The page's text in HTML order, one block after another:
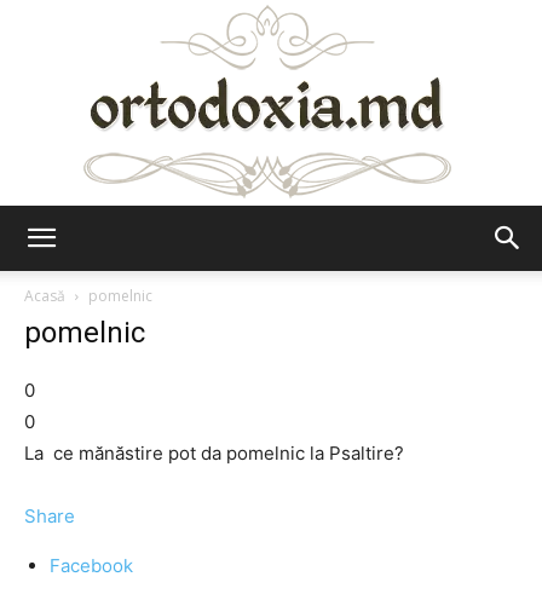
Acasă
pomelnic
pomelnic
0
0
La ce mănăstire pot da pomelnic la Psaltire?
Share
Facebook